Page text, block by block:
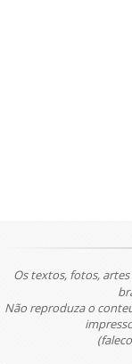
Os textos, fotos,
Não reproduza o